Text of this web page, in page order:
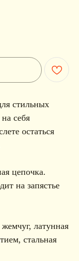
стильных
себя
остаться
цепочка.
на запястье
латунная
стальная